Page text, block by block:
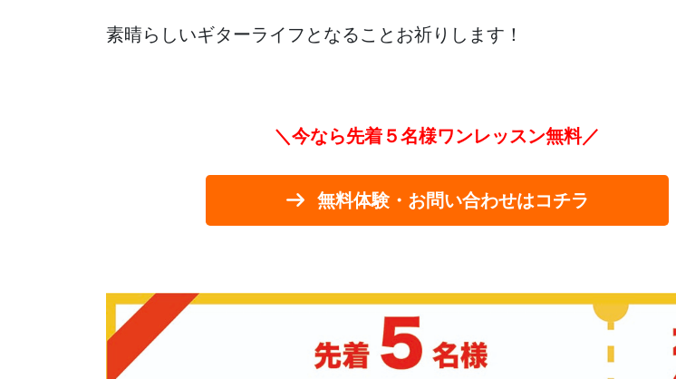
素晴らしいギターライフとなることお祈りします！
＼今なら先着５名様ワンレッスン無料／
無料体験・お問い合わせはコチラ